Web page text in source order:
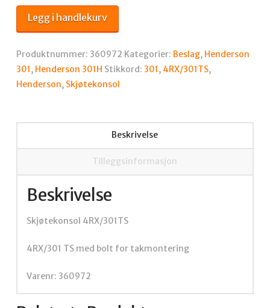
antall
Legg i handlekurv
Produktnummer: 360972 Kategorier: Beslag, Henderson
301, Henderson 301H Stikkord: 301, 4RX/301TS,
Henderson, Skjøtekonsol
Beskrivelse
Tilleggsinformasjon
Beskrivelse
Skjøtekonsol 4RX/301TS
4RX/301 TS med bolt for takmontering
Varenr: 360972